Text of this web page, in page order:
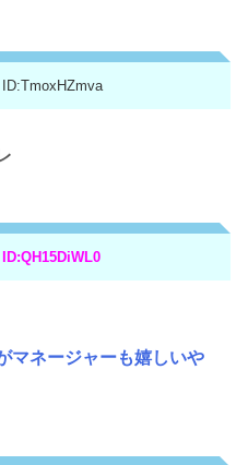
ID:TmoxHZmva
ID:QH15DiWL0
マネージャーも嬉しいや